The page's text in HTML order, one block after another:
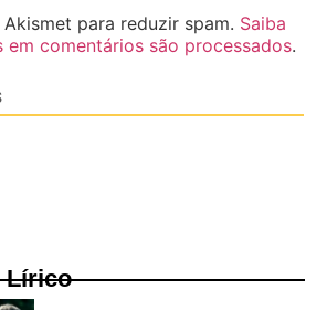
para reduzir spam. Saiba
em comentários são processados.
Lírico